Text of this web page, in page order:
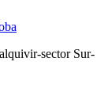
sector Sur-